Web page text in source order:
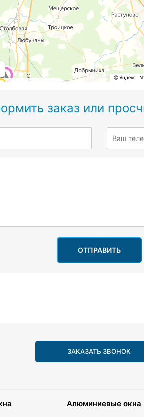
заказ или
ОТПРАВИТЬ
ЗАКАЗАТЬ ЗВОНОК
Алюминиевые окна